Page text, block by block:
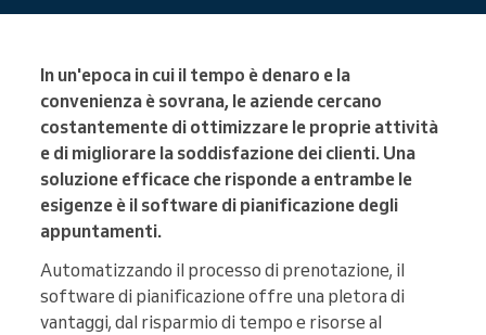
In un'epoca in cui il tempo è denaro e la
convenienza è sovrana, le aziende cercano
costantemente di ottimizzare le proprie attività
e di migliorare la soddisfazione dei clienti. Una
soluzione efficace che risponde a entrambe le
esigenze è il software di pianificazione degli
appuntamenti.
Automatizzando il processo di prenotazione, il
software di pianificazione offre una pletora di
vantaggi, dal risparmio di tempo e risorse al